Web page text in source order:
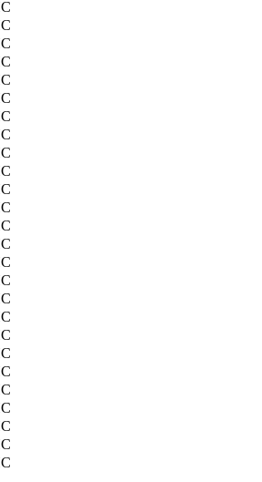
ЦСКА
94
сокровищ
лото
лото
БИНГО
ЗАО)
Фортуна
рыбка
джина
клад
семерка
36